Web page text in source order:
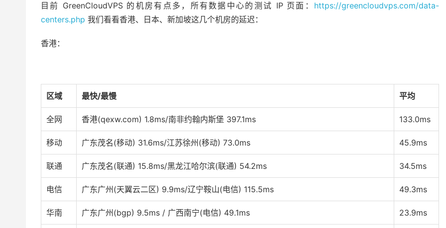
目前 GreenCloudVPS 的机房有点多，所有数据中心的测试 IP 页面： https://greencloudvps.com/data-
centers.php 我们看看香港、日本、新加坡这几个机房的延迟：
香港：
区域 最快/最慢 平均
全网 香港(qexw.com) 1.8ms/南非约翰内斯堡 397.1ms 133.0ms
移动 广东茂名(移动) 31.6ms/江苏徐州(移动) 73.0ms 45.9ms
联通 广东茂名(联通) 15.8ms/黑龙江哈尔滨(联通) 54.2ms 34.5ms
电信 广东广州(天翼云二区) 9.9ms/辽宁鞍山(电信) 115.5ms 49.3ms
华南 广东广州(bgp) 9.5ms / 广西南宁(电信) 49.1ms 23.9ms